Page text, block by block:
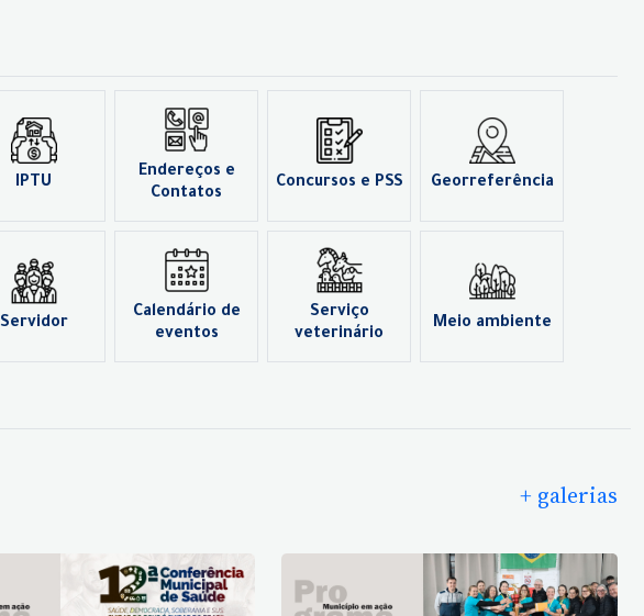
IPTU
Endereços e
Contatos
Concursos e PSS Georreferência
Servidor
Calendário de
eventos
Serviço
veterinário
Meio ambiente
+ galerias